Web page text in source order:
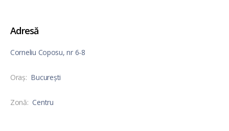
Adresă
Corneliu Coposu, nr 6-8
Oraş: București
Zonă: Centru